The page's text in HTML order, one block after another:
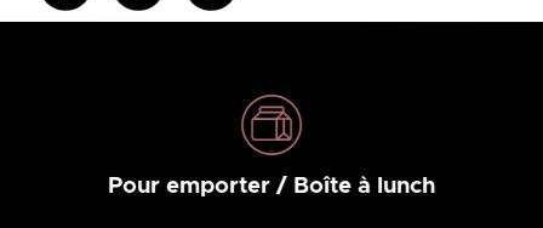
Pour emporter / Boîte à lunch